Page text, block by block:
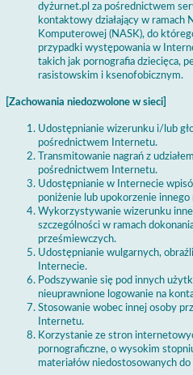
dyżurnet.pl za pośrednictwem
kontaktowy działający w ramach
Komputerowej (NASK), do
przypadki występowania w
takich jak pornografia dziecięca,
rasistowskim i ksenofobicznym.
[Zachowania niedozwolone w sieci]
Udostępnianie wizerunku i/lub
pośrednictwem Internetu.
Transmitowanie nagrań z
pośrednictwem Internetu.
Udostępnianie w Internecie
poniżenie lub upokorzenie innego
Wykorzystywanie wizerunku
szczególności w ramach
prześmiewczych.
Udostępnianie wulgarnych,
Internecie.
Podszywanie się pod innych
nieuprawnione logowanie na
Stosowanie wobec innej osoby
Internetu.
Korzystanie ze stron
pornograficzne, o wysokim
materiałów niedostosowanych